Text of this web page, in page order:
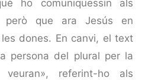
ho comuniquessin als
però que ara Jesús en
dones. En canvi, el text
persona del plural per la
referint-ho als